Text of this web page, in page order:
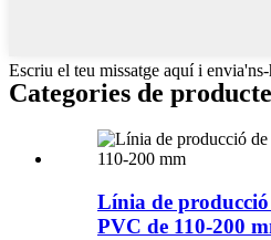
Escriu el teu missatge aquí i
Categories de
Línia de producció
PVC de 110-200